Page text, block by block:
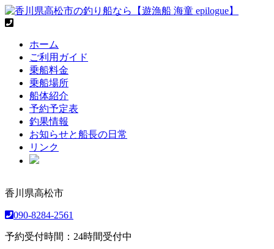
ホーム
ご利用ガイド
乗船料金
乗船場所
船体紹介
予約予定表
釣果情報
お知らせと船長の日常
リンク
香川県高松市
090-8284-2561
予約受付時間：24時間受付中